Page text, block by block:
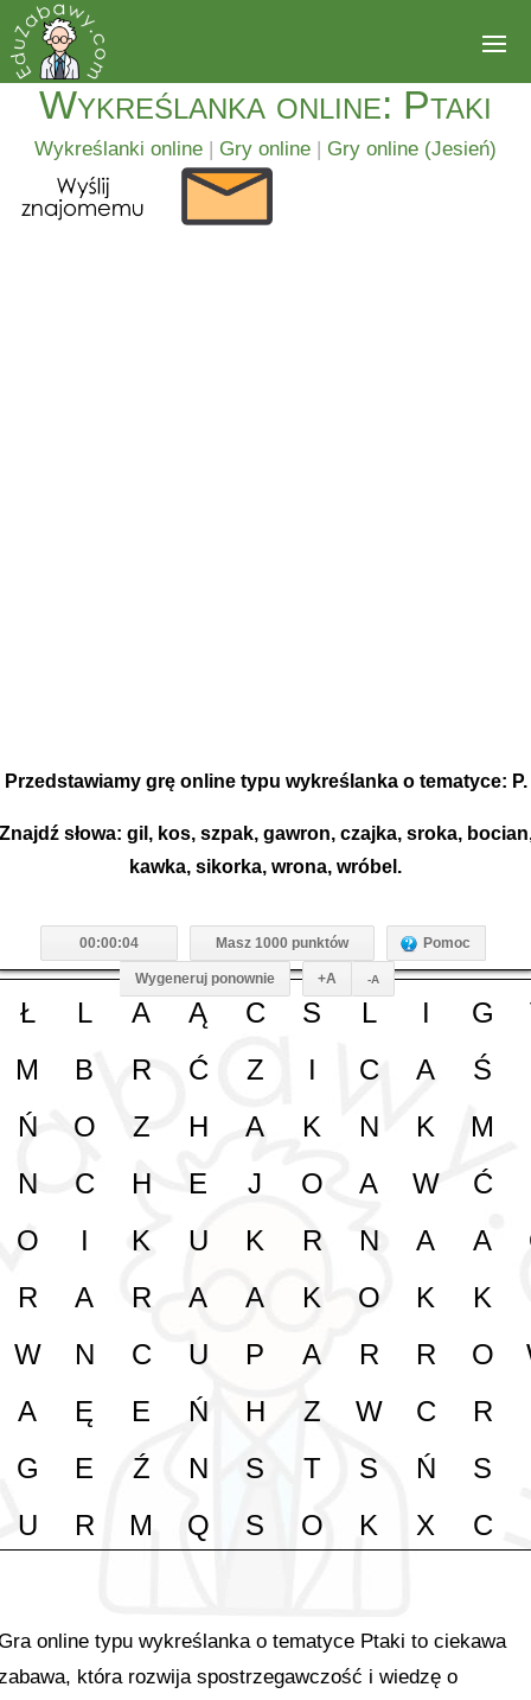
Wykreślanka online: Ptaki
Wykreślanki online | Gry online | Gry online (Jesień)
Przedstawiamy grę online typu wykreślanka o tematyce: P.
słowa: gil, kos, szpak, gawron, czajka, sroka,
kawka, sikorka, wrona, wróbel.
online typu wykreślanka o tematyce Ptaki to ciekawa
która rozwija spostrzegawczość i wiedzę o